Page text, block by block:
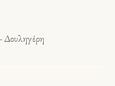
Δουληγέρη